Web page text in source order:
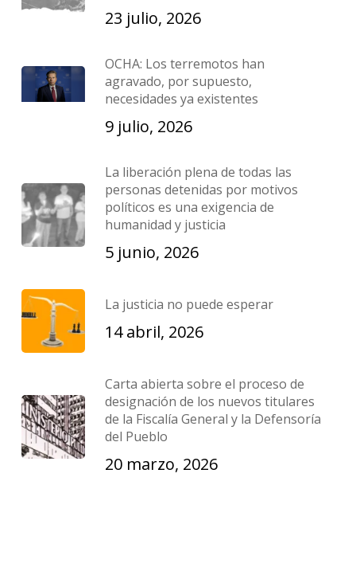
23 julio, 2026
OCHA: Los terremotos han
agravado, por supuesto,
necesidades ya existentes
9 julio, 2026
La liberación plena de todas las
personas detenidas por motivos
políticos es una exigencia de
humanidad y justicia
5 junio, 2026
La justicia no puede esperar
14 abril, 2026
Carta abierta sobre el proceso de
designación de los nuevos titulares
de la Fiscalía General y la Defensoría
del Pueblo
20 marzo, 2026